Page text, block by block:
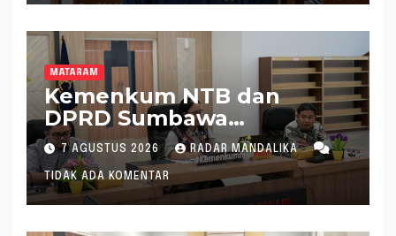
MATARAM
Kemenkum NTB dan
DPRD Sumbawa
Mantapkan Rencana
Pembentukan 8 Raperda
Inisiatif
7 AGUSTUS 2026 RADAR MANDALIKA
TIDAK ADA KOMENTAR